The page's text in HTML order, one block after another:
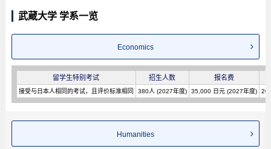
武蔵大学 学系一览
Economics
留学生特别考试 招生人数 报名费
接受与日本人相同的考试，且评价标准相同 380人 (2027年度) 35,000 日元 (2027年度)
Humanities